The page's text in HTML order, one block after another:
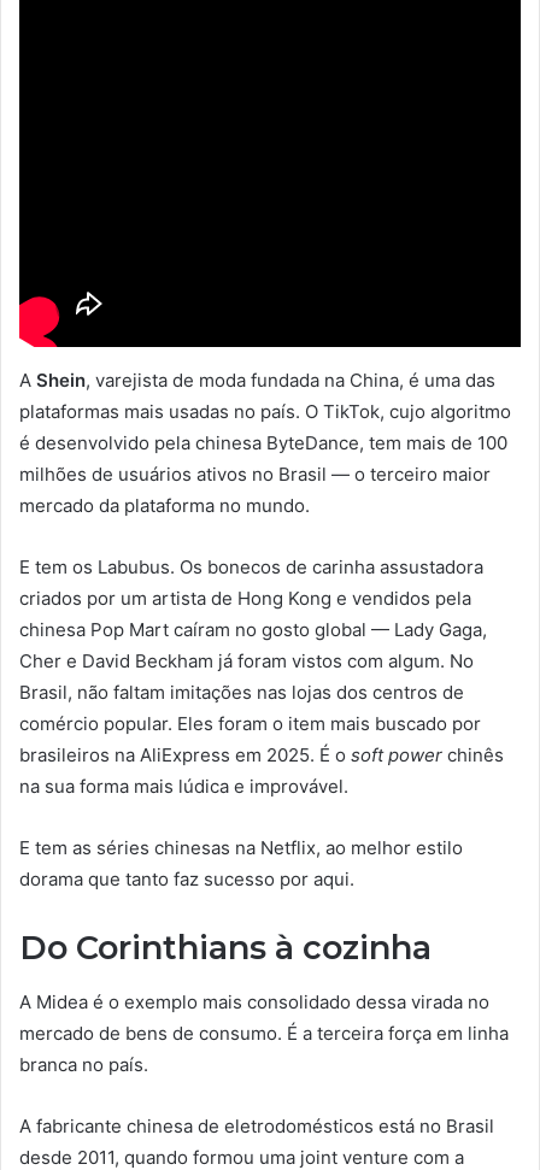
A Shein, varejista de moda fundada na China, é uma das
plataformas mais usadas no país. O TikTok, cujo algoritmo
é desenvolvido pela chinesa ByteDance, tem mais de 100
milhões de usuários ativos no Brasil — o terceiro maior
mercado da plataforma no mundo.
E tem os Labubus. Os bonecos de carinha assustadora
criados por um artista de Hong Kong e vendidos pela
chinesa Pop Mart caíram no gosto global — Lady Gaga,
Cher e David Beckham já foram vistos com algum. No
Brasil, não faltam imitações nas lojas dos centros de
comércio popular. Eles foram o item mais buscado por
brasileiros na AliExpress em 2025. É o soft power chinês
na sua forma mais lúdica e improvável.
E tem as séries chinesas na Netflix, ao melhor estilo
dorama que tanto faz sucesso por aqui.
Do Corinthians à cozinha
A Midea é o exemplo mais consolidado dessa virada no
mercado de bens de consumo. É a terceira força em linha
branca no país.
A fabricante chinesa de eletrodomésticos está no Brasil
desde 2011, quando formou uma joint venture com a